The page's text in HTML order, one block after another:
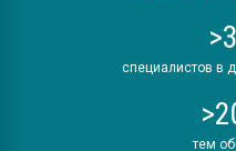
специалистов в
тем